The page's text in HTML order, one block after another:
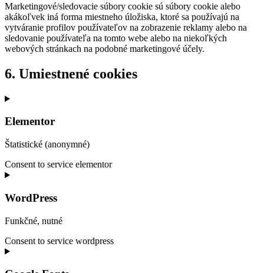
Marketingové/sledovacie súbory cookie sú súbory cookie alebo
akákoľvek iná forma miestneho úložiska, ktoré sa používajú na
vytváranie profilov používateľov na zobrazenie reklamy alebo na
sledovanie používateľa na tomto webe alebo na niekoľkých
webových stránkach na podobné marketingové účely.
6. Umiestnené cookies
Elementor
Štatistické (anonymné)
Consent to service elementor
WordPress
Funkčné, nutné
Consent to service wordpress